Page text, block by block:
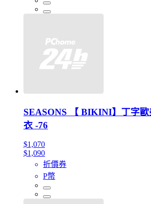
SEASONS 【 BIKINI】丁字
衣 -76
$1,070
$1,090
折價券
P幣